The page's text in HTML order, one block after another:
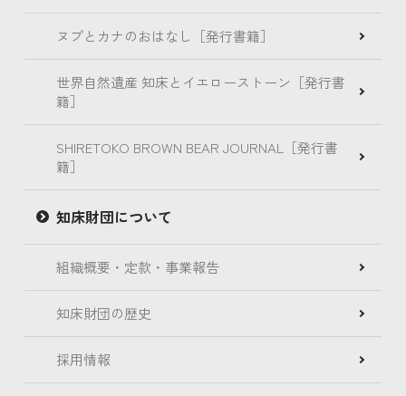
ヌプとカナのおはなし［発行書籍］
世界自然遺産 知床とイエローストーン［発行書
籍］
SHIRETOKO BROWN BEAR JOURNAL［発行書
籍］
知床財団について
組織概要・定款・事業報告
知床財団の歴史
採用情報